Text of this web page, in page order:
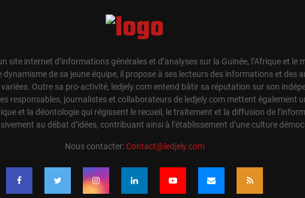
site internet d’informations générales et d’analyses sur la Guinée, l’Afrique et le
dynamisme de sa jeune équipe, il propose à ses lecteurs des informations et des
Outre sa pro-activité, ledjely.com entend bâtir sa réputation sur son
responsables, journalistes et collaborateurs de ledjely.com mettent également
et la déontologie qui régissent le recueil, le traitement et la diffusion de
au débat d’idées, contribuant ainsi à l’établissement d’une culture
Nous contacter:Contact@ledjely.com